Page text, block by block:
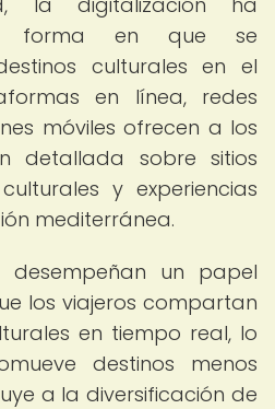
forma en que se
culturales en el
en línea, redes
móviles ofrecen a los
detallada sobre sitios
y experiencias
mediterránea.
desempeñan un papel
los viajeros compartan
en tiempo real, lo
destinos menos
a la diversificación de